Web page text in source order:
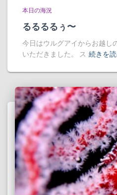
本日の海況
るるるるぅ〜
今日はウルグアイからお越し
いただきました。 ス 続きを読